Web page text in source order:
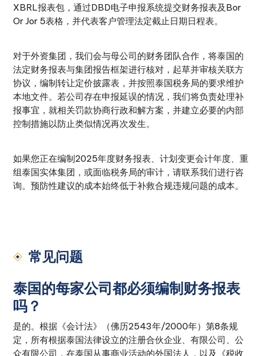
XBRL报表包，通过DBD电子申报系统提交财务报表及Bor
Or Jor 5表格，并代表客户管理法定截止日期日程表。
对于外资集团，我们会与母公司的财务团队合作，将泰国的
法定财务报表与集团报告框架进行核对，起草并审核关联方
协议，编制转让定价披露表，并按照泰国税务局的要求维护
本地文件。若公司存在申报延误的情况，我们将负责处理补
报事宜，就相关罚款协商行政和解方案，并建立必要的内部
控制措施以防止类似情况再次发生。
如果您正在编制2025年度财务报表、计划变更会计年度、重
组泰国实体集团，或面临税务局的审计，请联系我们进行咨
询。预防性建议的成本始终低于补救合规违规问题的成本。
常见问题
泰国的每家公司都必须编制财务报表
吗？
是的。根据《会计法》（佛历2543年/2000年）第8条规
定，所有根据泰国法律设立的注册合伙企业、有限公司、公
众有限公司，在泰国从事商业活动的外国法人，以及《税收